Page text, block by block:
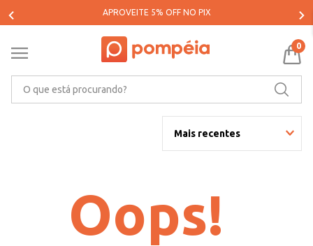
PARCELE SUAS COMPRAS EM ATÉ 5X SEM JUROS*
0
Mais recentes
Oops!